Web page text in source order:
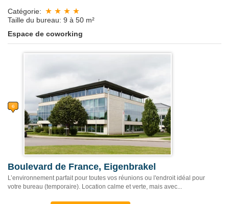
Catégorie:
Taille du bureau: 9 à 50 m²
Espace de coworking
Boulevard de France, Eigenbrakel
L’environnement parfait pour toutes vos réunions ou l'endroit idéal pour
votre bureau (temporaire). Location calme et verte, mais avec...